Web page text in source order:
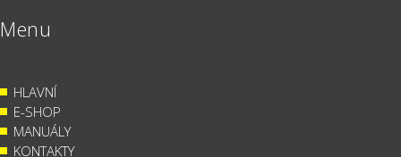
Menu
HLAVNÍ
E-SHOP
MANUÁLY
KONTAKTY